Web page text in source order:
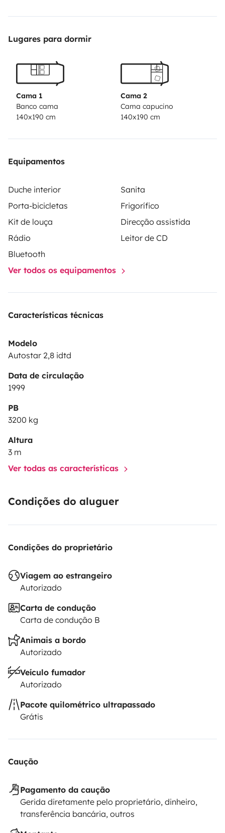
Lugares para dormir
Cama 1
Banco cama
140x190 cm
Cama 2
Cama capucino
140x190 cm
Equipamentos
Duche interior
Sanita
Porta-bicicletas
Frigorífico
Kit de louça
Direcção assistida
Rádio
Leitor de CD
Bluetooth
Ver todos os equipamentos
Características técnicas
Modelo
Autostar 2,8 idtd
Data de circulação
1999
PB
3200 kg
Altura
3 m
Ver todas as características
Condições do aluguer
Condições do proprietário
Viagem ao estrangeiro
Autorizado
Carta de condução
Carta de condução B
Animais a bordo
Autorizado
Veículo fumador
Autorizado
Pacote quilométrico ultrapassado
Grátis
Caução
Pagamento da caução
Gerida diretamente pelo proprietário, dinheiro,
transferência bancária, outros